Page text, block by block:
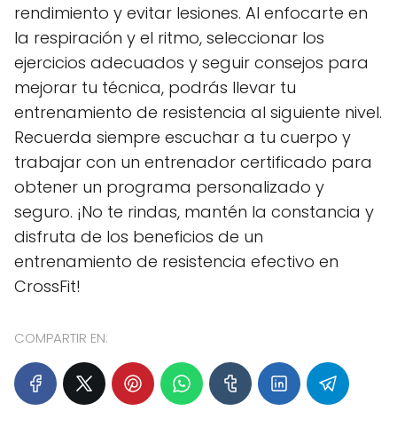
rendimiento y evitar lesiones. Al enfocarte en
la respiración y el ritmo, seleccionar los
ejercicios adecuados y seguir consejos para
mejorar tu técnica, podrás llevar tu
entrenamiento de resistencia al siguiente nivel.
Recuerda siempre escuchar a tu cuerpo y
trabajar con un entrenador certificado para
obtener un programa personalizado y
seguro. ¡No te rindas, mantén la constancia y
disfruta de los beneficios de un
entrenamiento de resistencia efectivo en
CrossFit!
COMPARTIR EN: